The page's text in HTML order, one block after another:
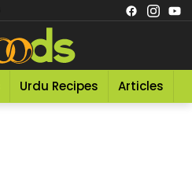
Urdu Recipes Articles